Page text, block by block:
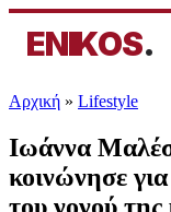
ENIKOS.
Αρχική » Lifestyle
Ιωάννα
κοινώνησε